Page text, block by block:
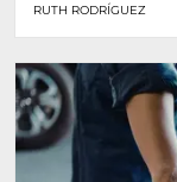
RUTH RODRÍGUEZ